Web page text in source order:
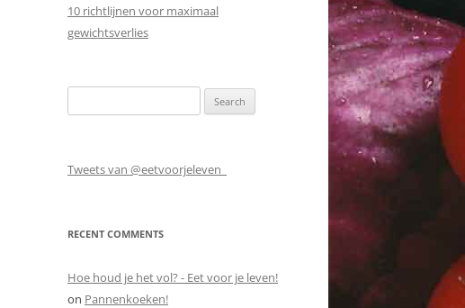
10 richtlijnen voor maximaal
gewichtsverlies
for:
Tweets van @eetvoorjeleven_
RECENT COMMENTS
Hoe houd je het vol? - Eet voor je leven!
on Pannenkoeken!